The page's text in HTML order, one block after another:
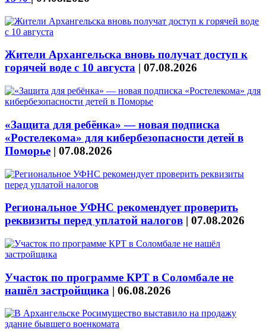
Жители Архангельска вновь получат доступ к
горячей воде с 10 августа | 07.08.2026
«Защита для ребёнка» — новая подписка
«Ростелекома» для кибербезопасности детей в
Поморье | 07.08.2026
Региональное УФНС рекомендует проверить
реквизиты перед уплатой налогов | 07.08.2026
Участок по программе КРТ в Соломбале не
нашёл застройщика | 06.08.2026